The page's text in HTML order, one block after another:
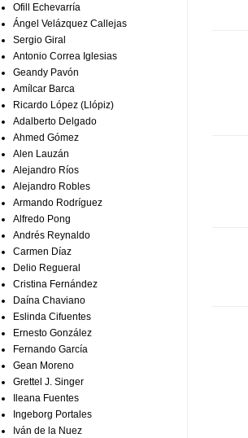
Ofill Echevarría
Ángel Velázquez Callejas
Sergio Giral
Antonio Correa Iglesias
Geandy Pavón
Amílcar Barca
Ricardo López (Llópiz)
Adalberto Delgado
Ahmed Gómez
Alen Lauzán
Alejandro Ríos
Alejandro Robles
Armando Rodríguez
Alfredo Pong
Andrés Reynaldo
Carmen Díaz
Delio Regueral
Cristina Fernández
Daína Chaviano
Eslinda Cifuentes
Ernesto González
Fernando García
Gean Moreno
Grettel J. Singer
Ileana Fuentes
Ingeborg Portales
Iván de la Nuez